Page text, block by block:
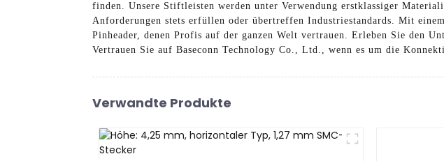
finden. Unsere Stiftleisten werden unter Verwendung erstklassiger
Anforderungen stets erfüllen oder übertreffen Industriestandards. Mit
Pinheader, denen Profis auf der ganzen Welt vertrauen. Erleben Sie den
Vertrauen Sie auf Baseconn Technology Co., Ltd., wenn es um die
Verwandte Produkte